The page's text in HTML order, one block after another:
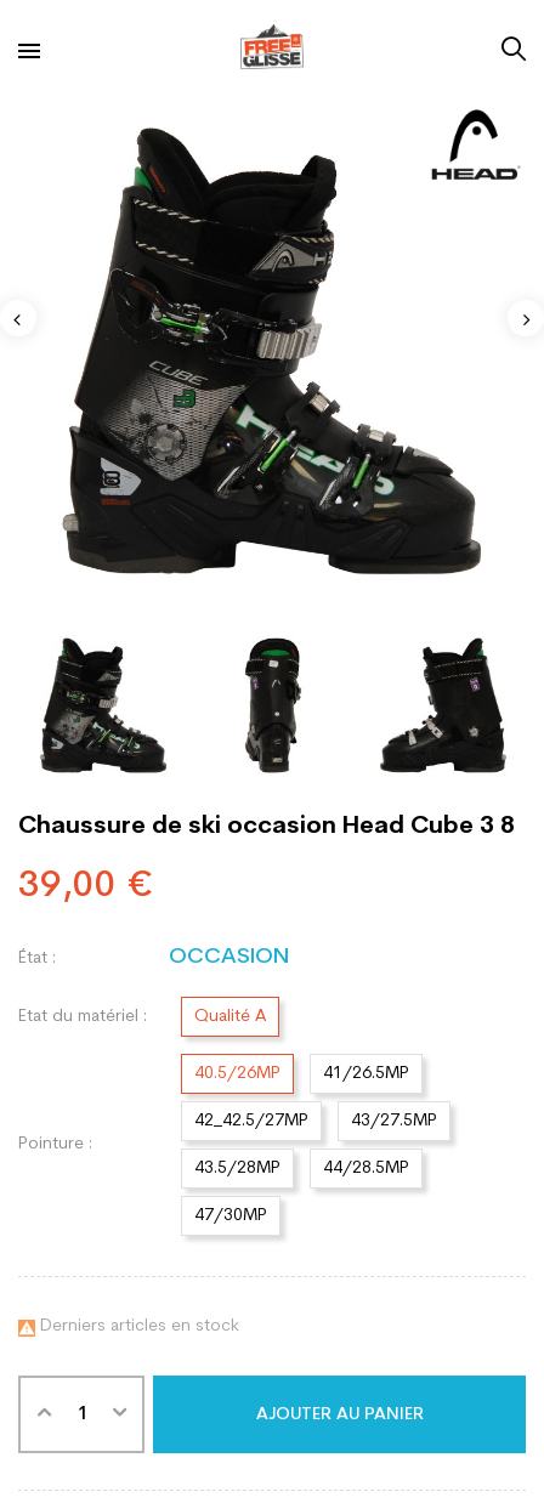
Chaussure de ski occasion Head Cube 3 8
39,00 €
État : OCCASION
Etat du matériel : Qualité A
Pointure :
40.5/26MP 41/26.5MP
42_42.5/27MP 43/27.5MP
43.5/28MP 44/28.5MP
47/30MP
 Derniers articles en stock
AJOUTER AU PANIER